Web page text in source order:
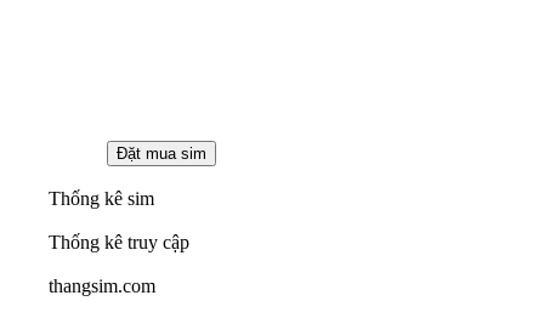
Thống kê sim
Thống kê truy cập
thangsim.com